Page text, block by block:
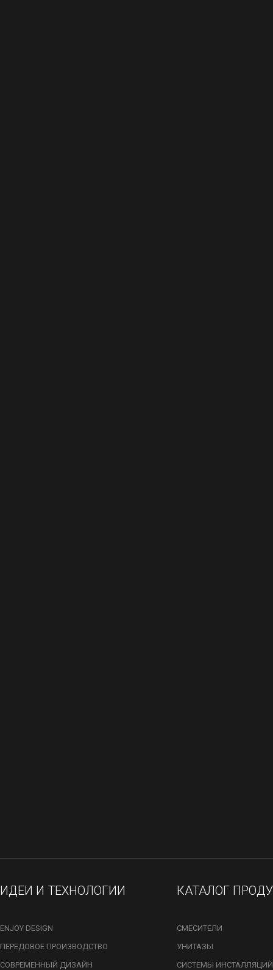
ИДЕИ И ТЕХНОЛОГИИ
ENJOY DESIGN
ПЕРЕДОВОЕ ПРОИЗВОДСТВО
СОВРЕМЕННЫЙ ДИЗАЙН
КАТАЛОГ
СМЕСИТЕЛИ
УНИТАЗЫ
СИСТЕМЫ ИНСТАЛЛЯЦИЙ